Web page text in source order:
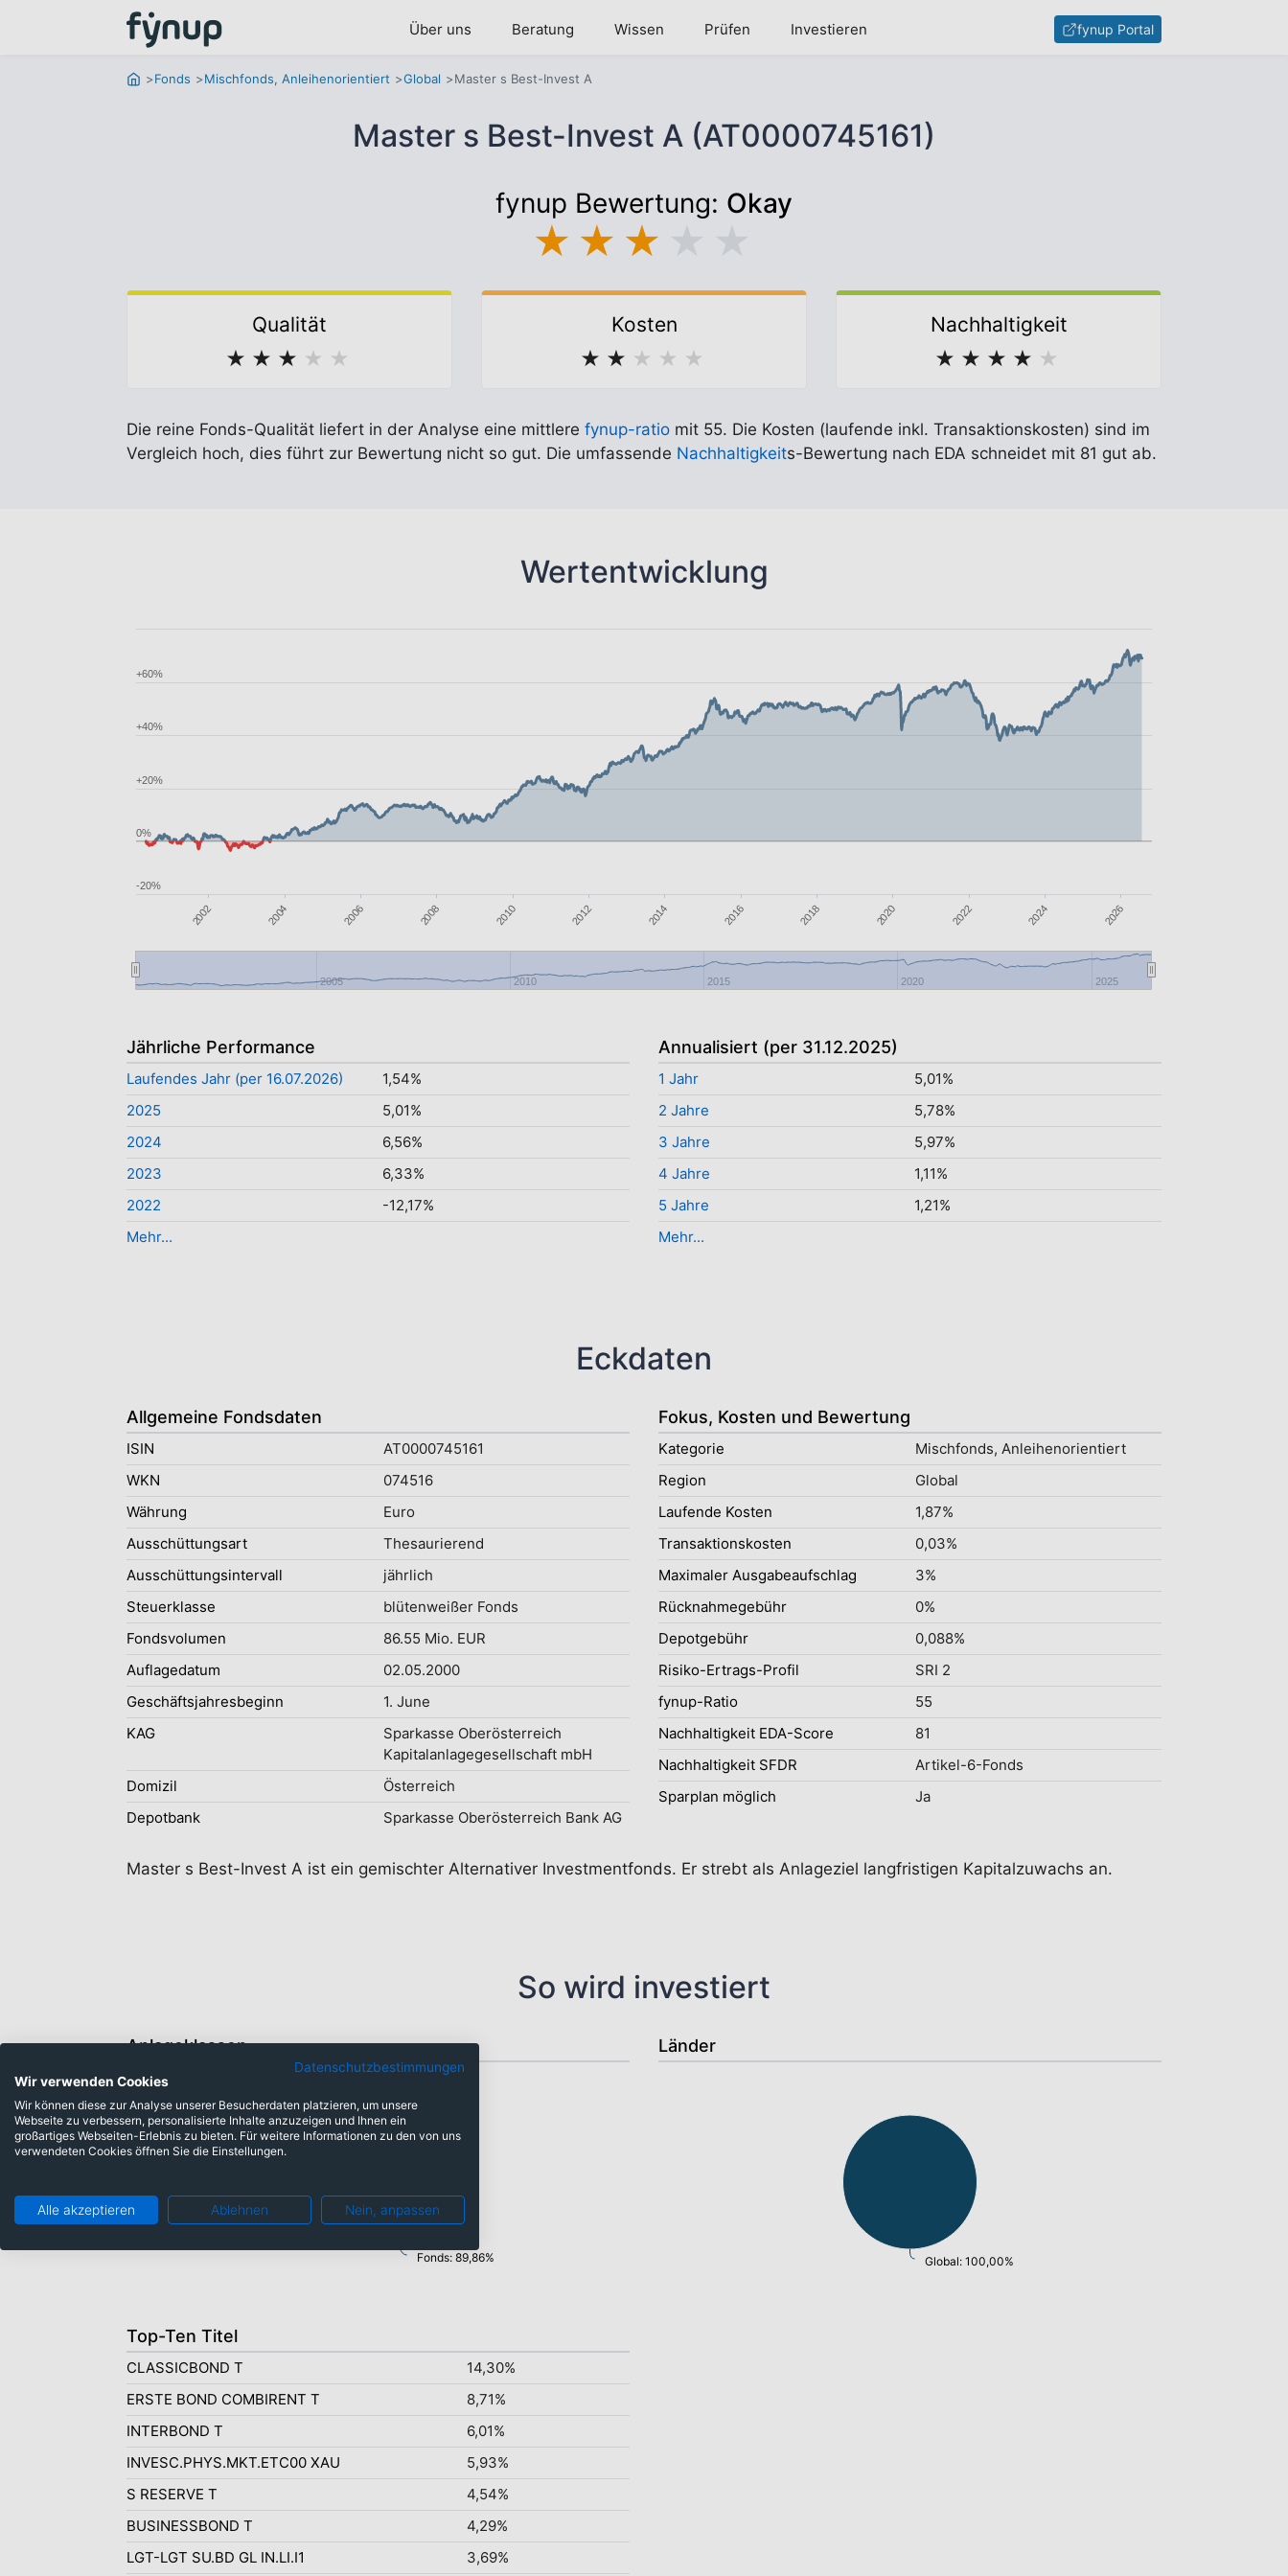
Über uns Beratung Wissen Prüfen Investieren fynup Portal
Fonds Mischfonds, Anleihenorientiert Global Master s Best-Invest A
Master s Best-Invest A (AT0000745161)
fynup Bewertung: Okay
★ ★ ★
Qualität
★ ★ ★ ★ ★
Kosten
★ ★ ★ ★ ★
Nachhaltigkeit
★ ★ ★ ★ ★
Die reine Fonds-Qualität liefert in der Analyse eine mittlere fynup-ratio mit 55. Die Kosten (laufende inkl. Transaktionskosten) sind im
Vergleich hoch, dies führt zur Bewertung nicht so gut. Die umfassende Nachhaltigkeits-Bewertung nach EDA schneidet mit 81 gut ab.
Wertentwicklung
2002 2004 2006 2008 2010 2012 2014 2016 2018 2020 2022 2024 2026
2005 2010 2015 2020 2025
-20%
0%
+20%
+40%
+60%
Jährliche Performance
Laufendes Jahr (per 16.07.2026)
1,54%
2025
5,01%
2024
6,56%
2023
6,33%
2022
-12,17%
Mehr...
Annualisiert (per 31.12.2025)
1 Jahr
5,01%
2 Jahre
5,78%
3 Jahre
5,97%
4 Jahre
1,11%
5 Jahre
1,21%
Mehr...
Eckdaten
Allgemeine Fondsdaten
ISIN
AT0000745161
WKN
074516
Währung
Euro
Ausschüttungsart
Thesaurierend
Ausschüttungsintervall
jährlich
Steuerklasse
blütenweißer Fonds
Fondsvolumen
86.55 Mio. EUR
Auflagedatum
02.05.2000
Geschäftsjahresbeginn
1. June
KAG
Sparkasse Oberösterreich
Kapitalanlagegesellschaft mbH
Domizil
Österreich
Depotbank
Sparkasse Oberösterreich Bank AG
Fokus, Kosten und Bewertung
Kategorie
Mischfonds, Anleihenorientiert
Region
Global
Laufende Kosten
1,87%
Transaktionskosten
0,03%
Maximaler Ausgabeaufschlag
3%
Rücknahmegebühr
0%
Depotgebühr
0,088%
Risiko-Ertrags-Profil
SRI 2
fynup-Ratio
55
Nachhaltigkeit EDA-Score
81
Nachhaltigkeit SFDR
Artikel-6-Fonds
Sparplan möglich
Ja
Master s Best-Invest A ist ein gemischter Alternativer Investmentfonds. Er strebt als Anlageziel langfristigen Kapitalzuwachs an.
So wird investiert
Anlageklassen
Fonds: 89,86%
Zertifikate: 8,58%
Barmittel und sonst. VM: 1,56%
Länder
Global: 100,00%
Top-Ten Titel
CLASSICBOND T
14,30%
ERSTE BOND COMBIRENT T
8,71%
INTERBOND T
6,01%
INVESC.PHYS.MKT.ETC00 XAU
5,93%
S RESERVE T
4,54%
BUSINESSBOND T
4,29%
LGT-LGT SU.BD GL IN.LI.I1
3,69%
Datenschutzbestimmungen
Wir verwenden Cookies
Wir können diese zur Analyse unserer Besucherdaten platzieren, um unsere
Webseite zu verbessern, personalisierte Inhalte anzuzeigen und Ihnen ein
großartiges Webseiten-Erlebnis zu bieten. Für weitere Informationen zu den von uns
verwendeten Cookies öffnen Sie die Einstellungen.
Alle akzeptieren Ablehnen Nein, anpassen